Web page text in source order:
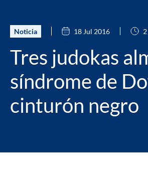
Noticia 18 Jul 2016
Tres judokas
síndrome de
cinturón negro